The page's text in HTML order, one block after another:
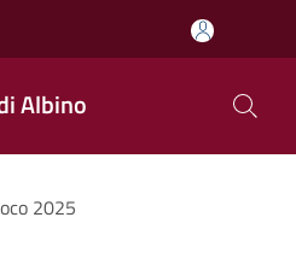
Albino
2025